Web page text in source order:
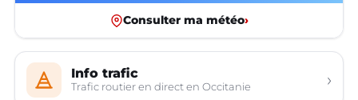
Consulter ma météo›
Info trafic
Trafic routier en direct en Occitanie ›